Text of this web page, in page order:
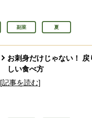
副菜 夏
お刺身だけじゃない！
しい食べ方
[記事を読む]